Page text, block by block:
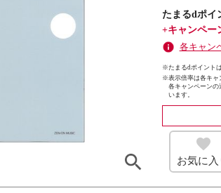
たまるdポイ
+キャンペー
各キャン
※たまるdポイント
※表示倍率は各キャ
各キャンペーンの
います。
お気に入